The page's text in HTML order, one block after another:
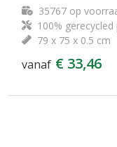
35767op
100%
79 x 75 x 0.5 cm
vanaf € 33,46